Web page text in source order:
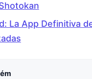
La App Definitiva